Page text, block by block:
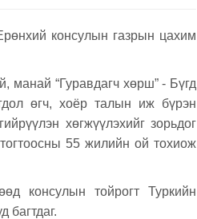
консулын газрын цахим
манай “Гуравдагч хөрш” - Бүгд
өгч, хоёр талын иж бүрэн
хөгжүүлэхийг зорьдог
55 жилийн ой тохиож
консулын тойрогт Туркийн
багтдаг.